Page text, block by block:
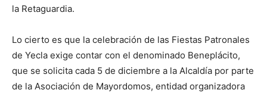
la Retaguardia.
Lo cierto es que la celebración de las Fiestas Patronales
de Yecla exige contar con el denominado Beneplácito,
que se solicita cada 5 de diciembre a la Alcaldía por parte
de la Asociación de Mayordomos, entidad organizadora